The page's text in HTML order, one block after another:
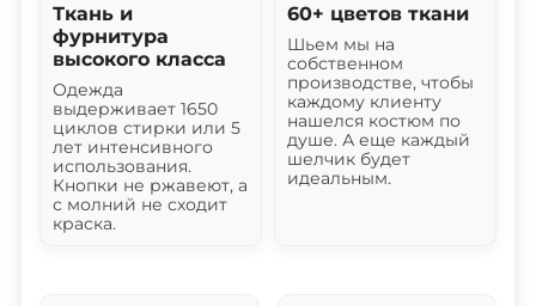
Ткань и
фурнитура
высокого класса
Одежда
выдерживает 1650
циклов стирки или 5
лет интенсивного
использования.
Кнопки не ржавеют, а
с молний не сходит
краска.
60+ цветов ткани
Шьем мы на
собственном
производстве, чтобы
каждому клиенту
нашелся костюм по
душе. А еще каждый
шелчик будет
идеальным.